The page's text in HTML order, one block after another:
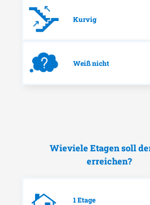
Kurvig
Weiß nicht
Wieviele Etagen soll
erreichen?
1 Etage